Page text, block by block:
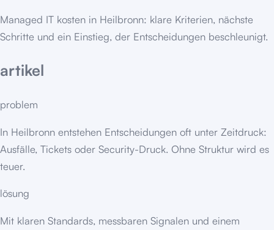
Managed IT kosten in Heilbronn: klare Kriterien, nächste
Schritte und ein Einstieg, der Entscheidungen beschleunigt.
artikel
problem
In Heilbronn entstehen Entscheidungen oft unter Zeitdruck:
Ausfälle, Tickets oder Security-Druck. Ohne Struktur wird es
teuer.
lösung
Mit klaren Standards, messbaren Signalen und einem